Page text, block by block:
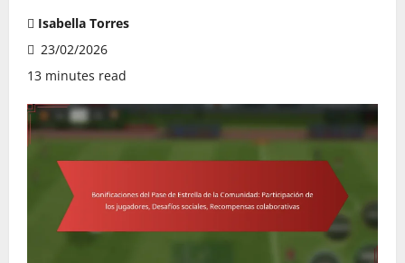
Isabella Torres
23/02/2026
13 minutes read